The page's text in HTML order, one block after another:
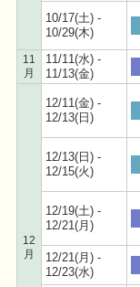
10/17(土) -
10/29(木)
11
月
11/11(水) -
11/13(金)
12
月
12/11(金) -
12/13(日)
12/13(日) -
12/15(火)
12/19(土) -
12/21(月)
12/21(月) -
12/23(水)